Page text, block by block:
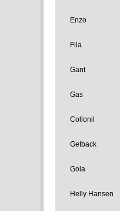
Enzo
Fila
Gant
Gas
Collonil
Getback
Gola
Helly Hansen